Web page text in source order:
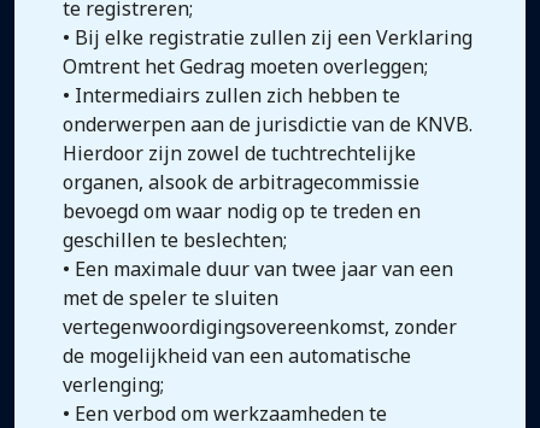
te registreren;
• Bij elke registratie zullen zij een Verklaring
Omtrent het Gedrag moeten overleggen;
• Intermediairs zullen zich hebben te
onderwerpen aan de jurisdictie van de KNVB.
Hierdoor zijn zowel de tuchtrechtelijke
organen, alsook de arbitragecommissie
bevoegd om waar nodig op te treden en
geschillen te beslechten;
• Een maximale duur van twee jaar van een
met de speler te sluiten
vertegenwoordigingsovereenkomst, zonder
de mogelijkheid van een automatische
verlenging;
• Een verbod om werkzaamheden te